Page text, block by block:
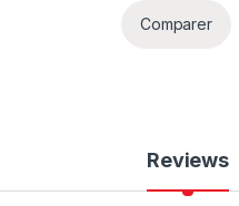
Comparer
Reviews